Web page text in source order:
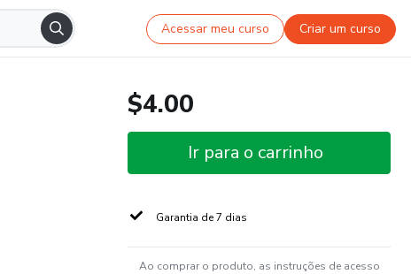
Acessar meu curso Criar um curso
$4.00
Ir para o carrinho
Garantia de 7 dias
Ao comprar o produto, as instruções de acesso